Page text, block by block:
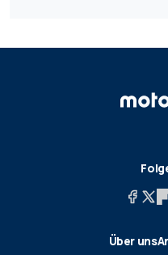
Über uns